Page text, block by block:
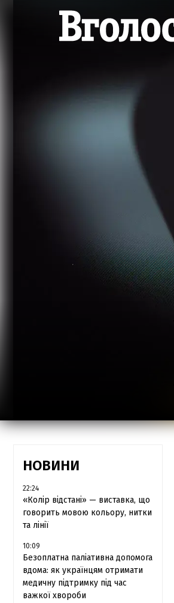
НОВИНИ
22:24
«Колір відстані» — виставка, що
говорить мовою кольору, нитки
та лінії
10:09
Безоплатна паліативна допомога
вдома: як українцям отримати
медичну підтримку під час
важкої хвороби